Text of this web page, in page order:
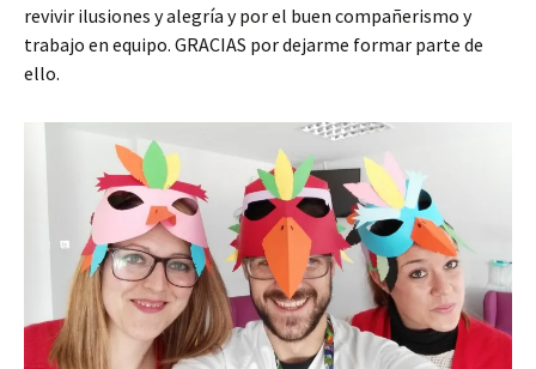
revivir ilusiones y alegría y por el buen compañerismo y
trabajo en equipo. GRACIAS por dejarme formar parte de
ello.